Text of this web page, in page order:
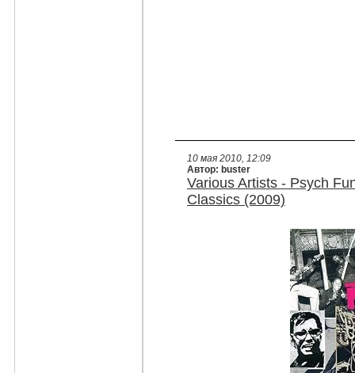
10 мая 2010, 12:09
Автор: buster
Various Artists - Psych
Classics (2009)